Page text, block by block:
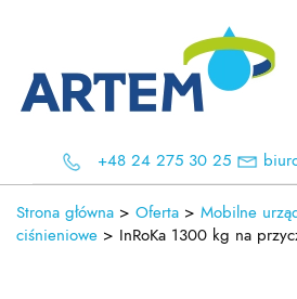
+48 24 275 30 25
Strona główna > Oferta > Mobilne
ciśnieniowe > InRoKa 1300 kg na